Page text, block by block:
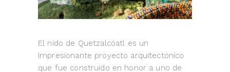
El nido de Quetzalcóatl es un
impresionante proyecto arquitectónico
que fue construido en honor a uno de